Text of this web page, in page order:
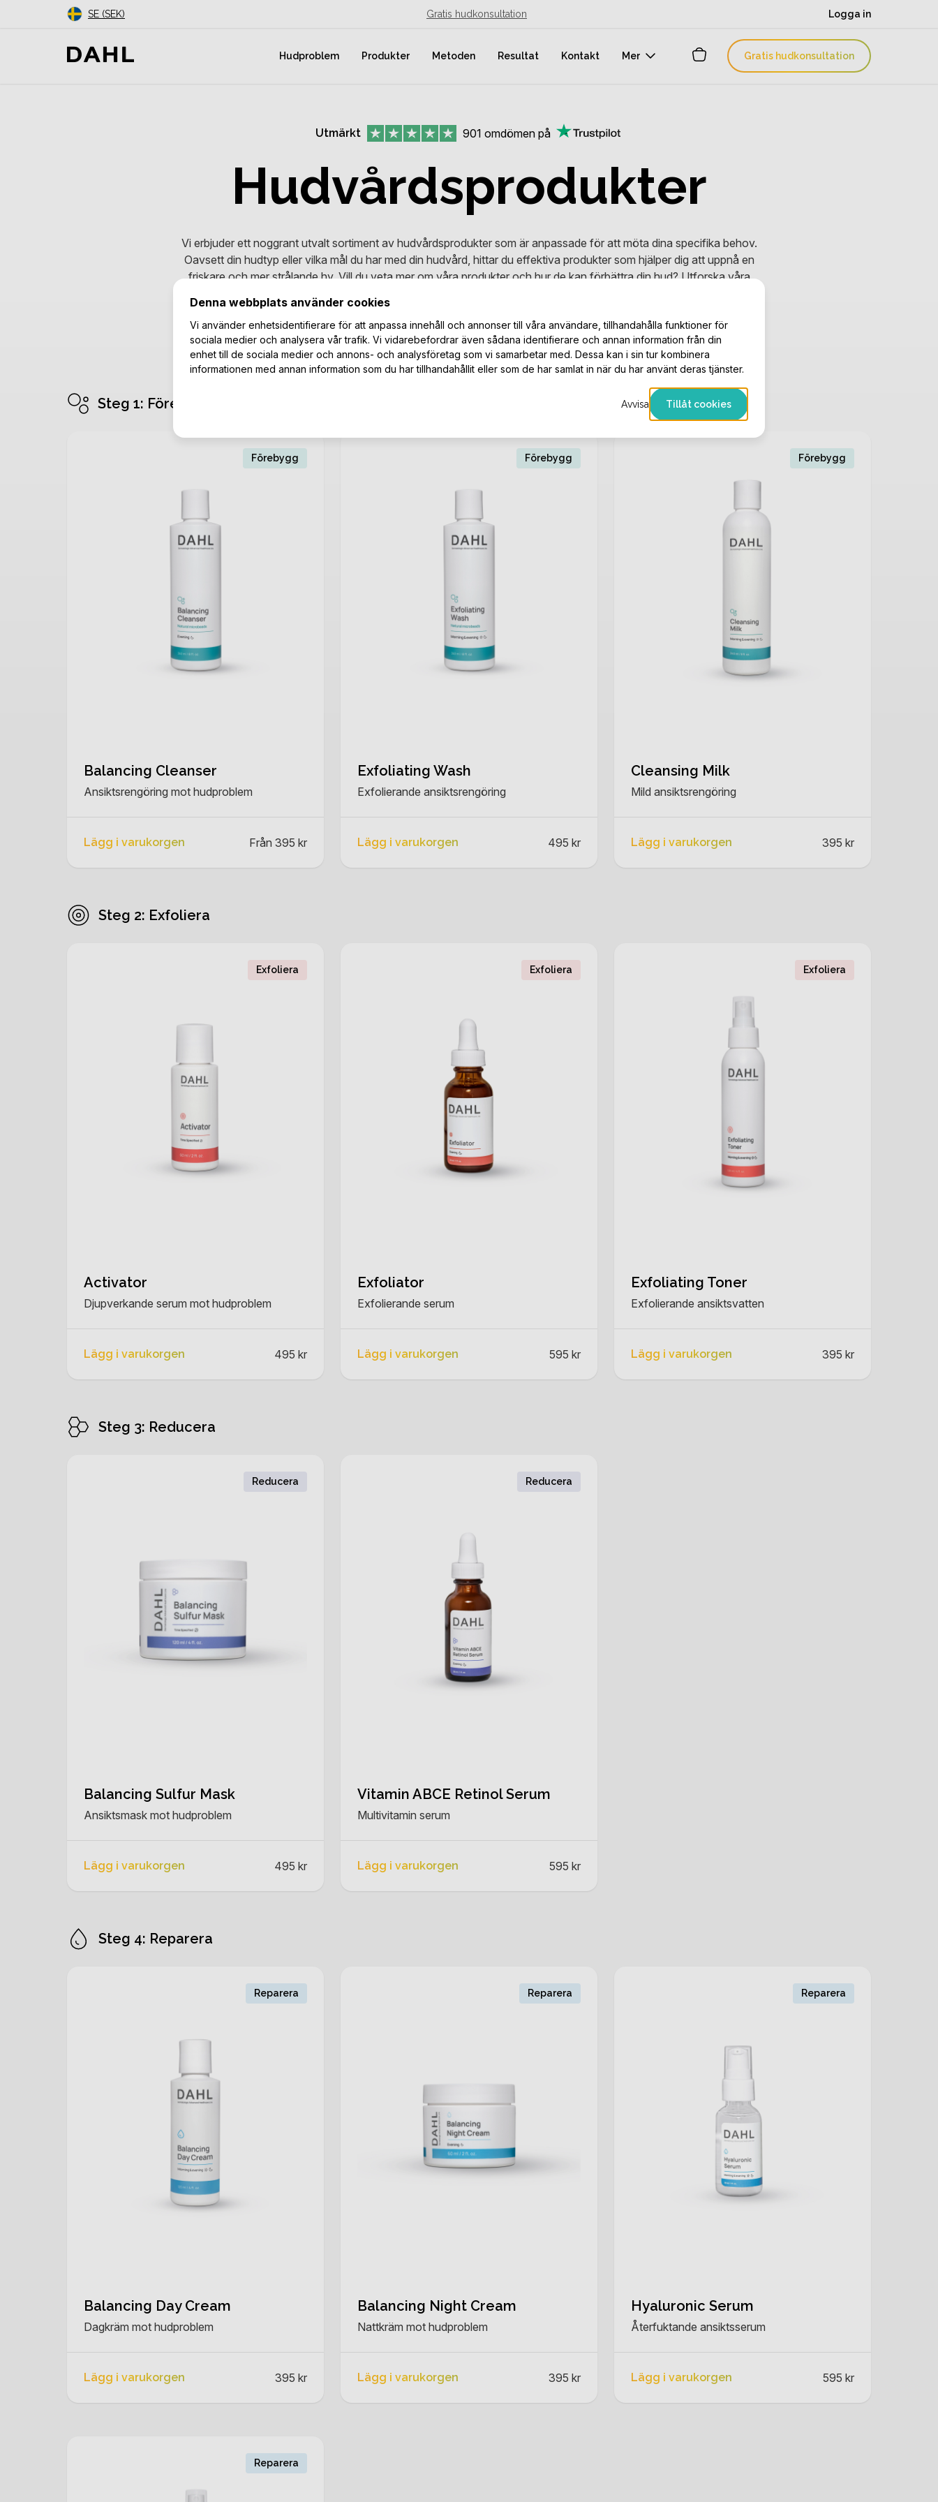
SE (SEK) Gratis hudkonsultation Logga in
Hudproblem Produkter Metoden Resultat Kontakt Mer Gratis hudkonsultation
Denna webbplats använder cookies
Vi använder enhetsidentifierare för att anpassa innehåll och annonser till våra användare, tillhandahålla funktioner för
sociala medier och analysera vår trafik. Vi vidarebefordrar även sådana identifierare och annan information från din
enhet till de sociala medier och annons- och analysföretag som vi samarbetar med. Dessa kan i sin tur kombinera
informationen med annan information som du har tillhandahållit eller som de har samlat in när du har använt deras tjänster.
Avvisa Tillåt cookies
Utmärkt 901 omdömen på
Hudvårdsprodukter
Vi erbjuder ett noggrant utvalt sortiment av hudvårdsprodukter som är anpassade för att möta dina specifika behov.
Oavsett din hudtyp eller vilka mål du har med din hudvård, hittar du effektiva produkter som hjälper dig att uppnå en
friskare och mer strålande hy. Vill du veta mer om våra produkter och hur de kan förbättra din hud? Utforska våra
Kategori mot Hudproblem
Steg 1: Förebygg
Förebygg
Balancing Cleanser
Ansiktsrengöring mot hudproblem
Lägg i varukorgen Från 395 kr
Förebygg
Exfoliating Wash
Exfolierande ansiktsrengöring
Lägg i varukorgen 495 kr
Förebygg
Cleansing Milk
Mild ansiktsrengöring
Lägg i varukorgen 395 kr
Steg 2: Exfoliera
Exfoliera
Activator
Djupverkande serum mot hudproblem
Lägg i varukorgen 495 kr
Exfoliera
Exfoliator
Exfolierande serum
Lägg i varukorgen 595 kr
Exfoliera
Exfoliating Toner
Exfolierande ansiktsvatten
Lägg i varukorgen 395 kr
Steg 3: Reducera
Reducera
Balancing Sulfur Mask
Ansiktsmask mot hudproblem
Lägg i varukorgen 495 kr
Reducera
Vitamin ABCE Retinol Serum
Multivitamin serum
Lägg i varukorgen 595 kr
Steg 4: Reparera
Reparera
Balancing Day Cream
Dagkräm mot hudproblem
Lägg i varukorgen 395 kr
Reparera
Balancing Night Cream
Nattkräm mot hudproblem
Lägg i varukorgen 395 kr
Reparera
Hyaluronic Serum
Återfuktande ansiktsserum
Lägg i varukorgen 595 kr
Reparera